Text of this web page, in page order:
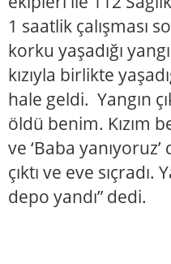
1 saatlik çalışması
korku yaşadığı
kızıyla birlikte
hale geldi. Yangın
öldü benim. Kızım
ve ‘Baba
çıktı ve eve
depo yandı” dedi.